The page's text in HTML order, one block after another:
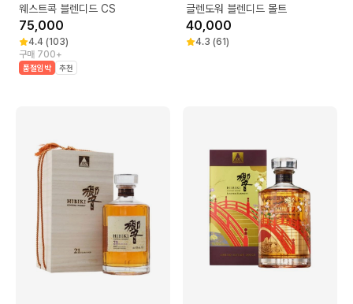
웨스트콕 블렌디드 CS
75,000
4.4 (103)
구매 700+
품절임박 추천
글렌도워 블렌디드 몰트
40,000
4.3 (61)